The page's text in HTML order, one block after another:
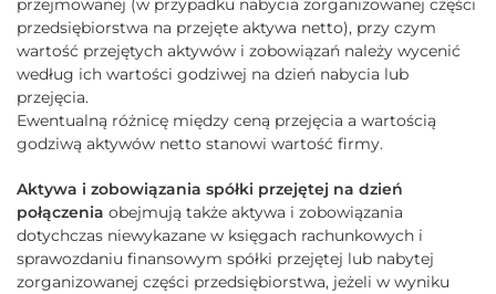
przejmowanej (w przypadku nabycia zorganizowanej części
przedsiębiorstwa na przejęte aktywa netto), przy czym
wartość przejętych aktywów i zobowiązań należy wycenić
według ich wartości godziwej na dzień nabycia lub
przejęcia.
Ewentualną różnicę między ceną przejęcia a wartością
godziwą aktywów netto stanowi wartość firmy.
Aktywa i zobowiązania spółki przejętej na dzień
połączenia obejmują także aktywa i zobowiązania
dotychczas niewykazane w księgach rachunkowych i
sprawozdaniu finansowym spółki przejętej lub nabytej
zorganizowanej części przedsiębiorstwa, jeżeli w wyniku